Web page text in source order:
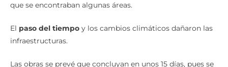
que se encontraban algunas áreas.
El paso del tiempo y los cambios climáticos dañaron las
infraestructuras.
Las obras se prevé que concluyan en unos 15 días, pues se